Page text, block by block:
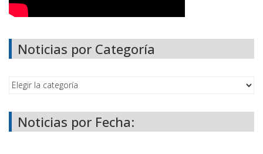
Noticias por Categoría
Noticias por Fecha: